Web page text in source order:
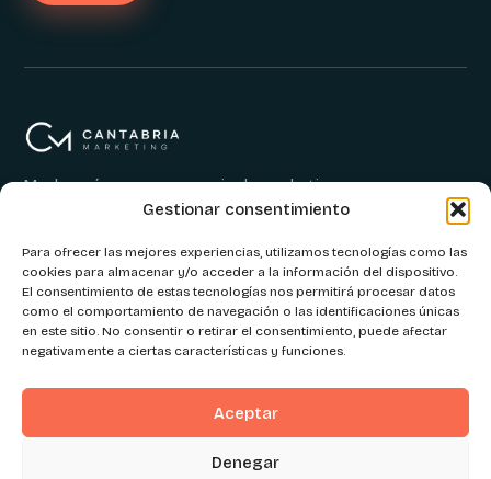
Gestionar consentimiento
Para ofrecer las mejores experiencias, utilizamos tecnologías como las
cookies para almacenar y/o acceder a la información del dispositivo.
El consentimiento de estas tecnologías nos permitirá procesar datos
como el comportamiento de navegación o las identificaciones únicas
en este sitio. No consentir o retirar el consentimiento, puede afectar
negativamente a ciertas características y funciones.
Aceptar
Denegar
Mucho más que una agencia de marketing
EXPLORA
Servicios
CONTÁCTANOS
+34 617 273 785
info@cantabria.marketing
39600 Maliaño, Cantabria